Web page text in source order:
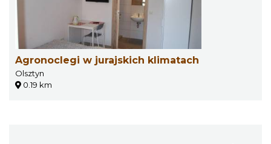
Agronoclegi w jurajskich klimatach
Olsztyn
0.19 km